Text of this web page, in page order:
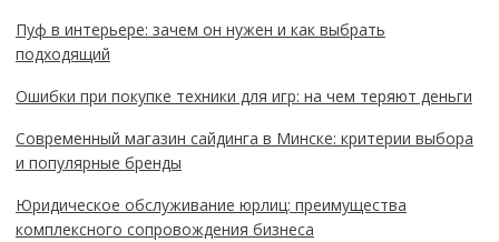
Пуф в интерьере: зачем он нужен и как выбрать
подходящий
Ошибки при покупке техники для игр: на чем теряют деньги
Современный магазин сайдинга в Минске: критерии выбора
и популярные бренды
Юридическое обслуживание юрлиц: преимущества
комплексного сопровождения бизнеса